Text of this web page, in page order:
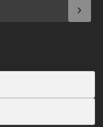
chevron_right